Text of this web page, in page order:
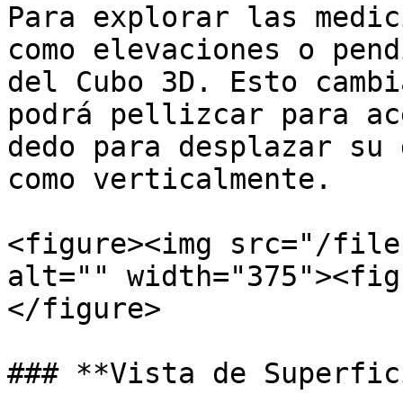
Para explorar las
como elevaciones o
del Cubo 3D. Esto
podrá pellizcar para
dedo para desplazar
como verticalmente.
<figure><img src="/files/
alt=""
</figure>
### **Vista de